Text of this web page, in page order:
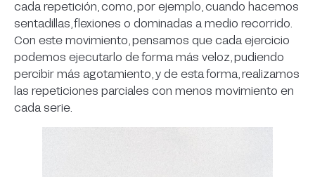
cada repetición, como, por ejemplo, cuando hacemos
sentadillas, flexiones o dominadas a medio recorrido.
Con este movimiento, pensamos que cada ejercicio
podemos ejecutarlo de forma más veloz, pudiendo
percibir más agotamiento, y de esta forma, realizamos
las repeticiones parciales con menos movimiento en
cada serie.